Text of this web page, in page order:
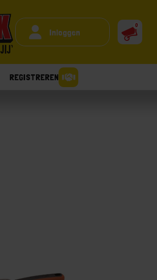
Inloggen
0
REGISTREREN